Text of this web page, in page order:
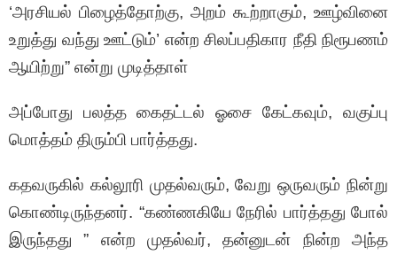
‘அரசியல் பிழைத்தோற்கு, அறம் கூற்றாகும், ஊழ்வினை
உறுத்து வந்து ஊட்டும்’ என்ற சிலப்பதிகார நீதி நிரூபணம்
ஆயிற்று” என்று முடித்தாள்
அப்போது பலத்த கைதட்டல் ஓசை கேட்கவும், வகுப்பு
மொத்தம் திரும்பி பார்த்தது.
கதவருகில் கல்லூரி முதல்வரும், வேறு ஒருவரும் நின்று
கொண்டிருந்தனர். “கண்ணகியே நேரில் பார்த்தது போல்
இருந்தது ” என்ற முதல்வர், தன்னுடன் நின்ற அந்த